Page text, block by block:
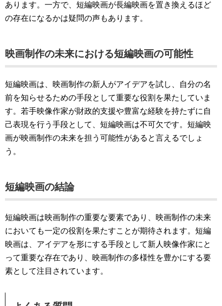
あります。一方で、短編映画が長編映画を置き換えるほど
の存在になるかは疑問の声もあります。
映画制作の未来における短編映画の可能性
短編映画は、映画制作の新人がアイデアを試し、自分の名
前を知らせるための手段として重要な役割を果たしていま
す。若手映像作家が財政的支援や豊富な経験を持たずに自
己表現を行う手段として、短編映画は不可欠です。短編映
画が映画制作の未来を担う可能性があると言えるでしょ
う。
短編映画の結論
短編映画は映画制作の重要な要素であり、映画制作の未来
においても一定の役割を果たすことが期待されます。短編
映画は、アイデアを形にする手段として新人映像作家にと
って重要な存在であり、映画制作の多様性を豊かにする要
素として注目されています。